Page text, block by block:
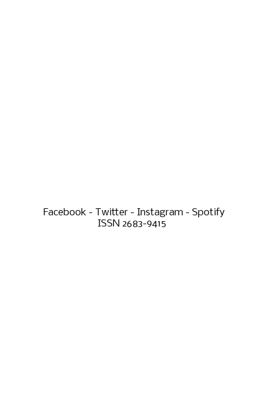
Facebook - Twitter - Instagram - Spotify
ISSN 2683-9415